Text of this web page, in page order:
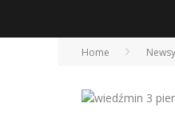
Home Newsy